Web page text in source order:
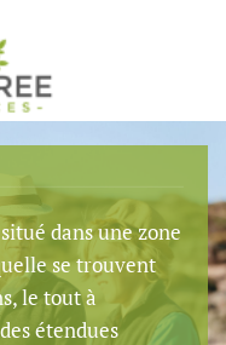
dans une zone
se trouvent
le tout à
étendues